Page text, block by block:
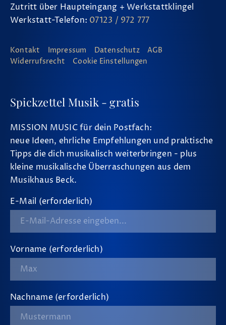
Zutritt über Haupteingang + Werkstattklingel
Werkstatt-Telefon: 07123 / 972 777
Kontakt Impressum Datenschutz
AGB
Widerrufsrecht
Cookie Einstellungen
Spickzettel Musik - gratis
MISSION MUSIC für dein Postfach:
neue Ideen, ehrliche Empfehlungen und praktische
Tipps die dich musikalisch weiterbringen - plus
kleine musikalische Überraschungen aus dem
Musikhaus Beck.
E-Mail (erforderlich)
Vorname (erforderlich)
Nachname (erforderlich)